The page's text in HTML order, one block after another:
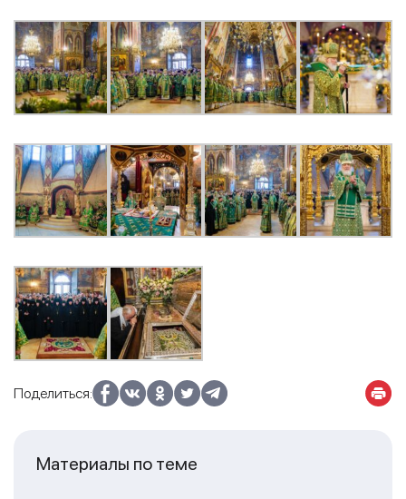
Поделиться:
Материалы по теме